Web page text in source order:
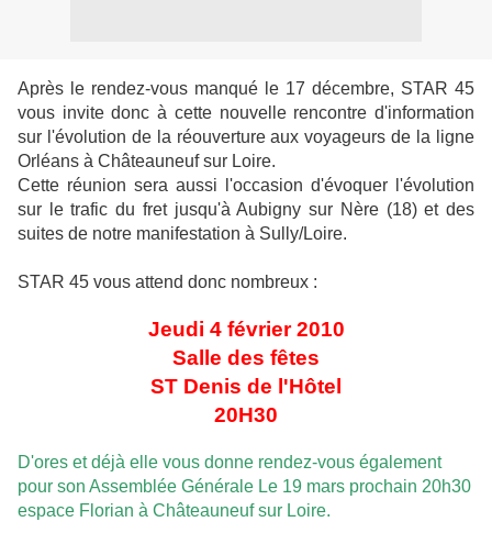
Après le rendez-vous manqué le 17 décembre, STAR 45
vous invite donc à cette nouvelle rencontre d'information
sur l'évolution de la réouverture aux voyageurs de la ligne
Orléans à Châteauneuf sur Loire.
Cette réunion sera aussi l'occasion d'évoquer l'évolution
sur le trafic du fret jusqu'à Aubigny sur Nère (18) et des
suites de notre manifestation à Sully/Loire.
STAR 45 vous attend donc nombreux :
Jeudi 4 février 2010
Salle des fêtes
ST Denis de l'Hôtel
20H30
D'ores et déjà elle vous donne rendez-vous également
pour son Assemblée Générale Le 19 mars prochain 20h30
espace Florian à Châteauneuf sur Loire.